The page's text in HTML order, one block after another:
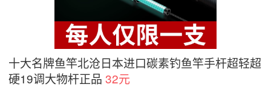
十大名牌鱼竿北沧日本进口碳素钓鱼竿手杆超轻超
硬19调大物杆正品 32元